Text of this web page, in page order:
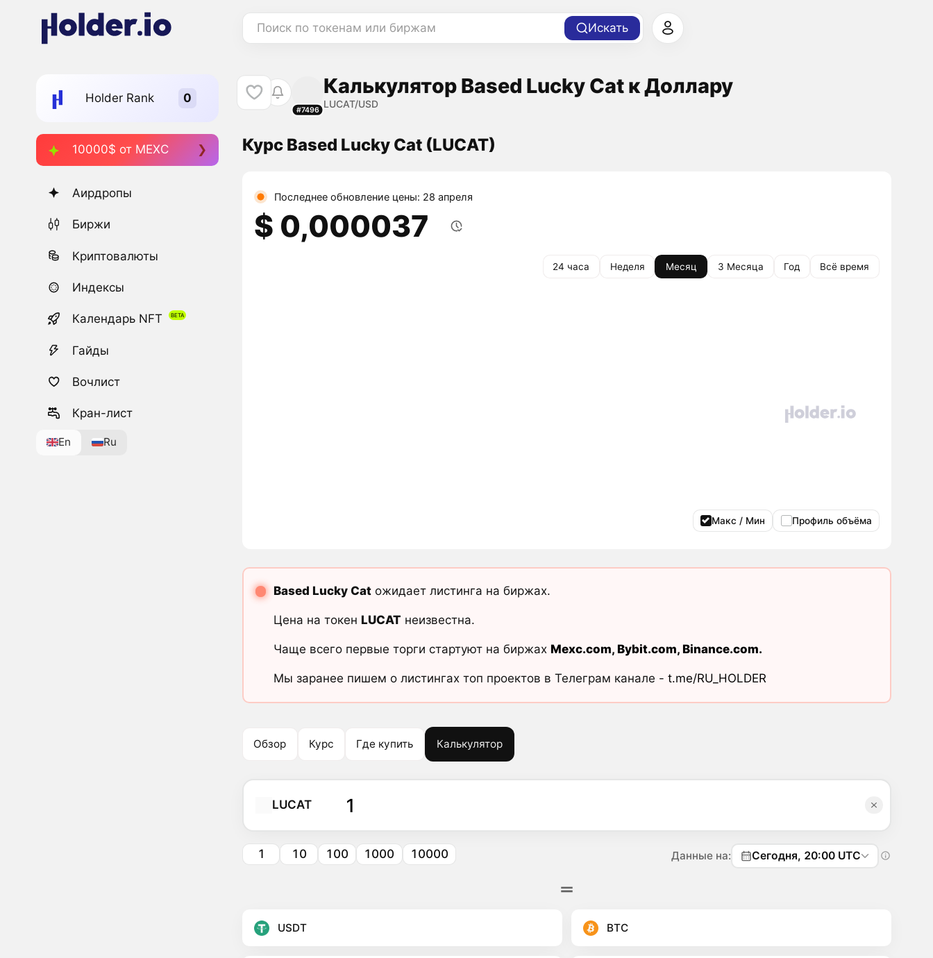
Поиск по токенам или биржам Искать
Holder Rank
10000$ от MEXC
Аирдропы
Биржи
Криптовалюты
Индексы
Календарь NFT
Гайды
Вочлист
Кран-лист
En Ru
#7496
Калькулятор Based Lucky Cat к Доллару
LUCAT/USD
Курс Based Lucky Cat (LUCAT)
Последнее обновление цены: 28 апреля
$ 0,000037
24 часа Неделя Месяц 3 Месяца Год Всё время
Макс / Мин Профиль объёма
Based Lucky Catожидает листинга на биржах.
Цена на токен LUCAT неизвестна.
Чаще всего первые торги стартуют на биржах Mexc.com, Bybit.com, Binance.com.
Мы заранее пишем о листингах топ проектов в Телеграм канале - t.me/RU_HOLDER
Обзор Курс Где купить Калькулятор
LUCAT
1 10 100 1000 10000 Данные на: Сегодня, 20:00 UTC
USDT BTC